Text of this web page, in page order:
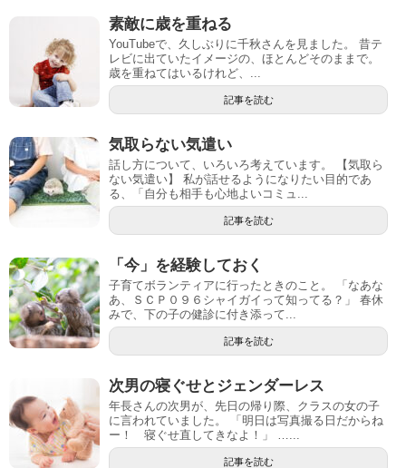
素敵に歳を重ねる
YouTubeで、久しぶりに千秋さんを見ました。 昔テ
レビに出ていたイメージの、ほとんどそのままで。
歳を重ねてはいるけれど、...
記事を読む
気取らない気遣い
話し方について、いろいろ考えています。 【気取ら
ない気遣い】 私が話せるようになりたい目的であ
る、「自分も相手も心地よいコミュ...
記事を読む
「今」を経験しておく
子育てボランティアに行ったときのこと。 「なあな
あ、ＳＣＰ０９６シャイガイって知ってる？」 春休
みで、下の子の健診に付き添って...
記事を読む
次男の寝ぐせとジェンダーレス
年長さんの次男が、先日の帰り際、クラスの女の子
に言われていました。 「明日は写真撮る日だからね
ー！ 寝ぐせ直してきなよ！」 …...
記事を読む